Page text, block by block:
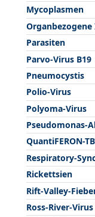
Mycoplasmen
Parasiten
Parvo-Virus B19
Pneumocystis
Polio-Virus
Polyoma-Virus
Pseudomonas-
QuantiFERON-TB
Respiratory-
Rickettsien
Rift-Valley-
Ross-River-Virus